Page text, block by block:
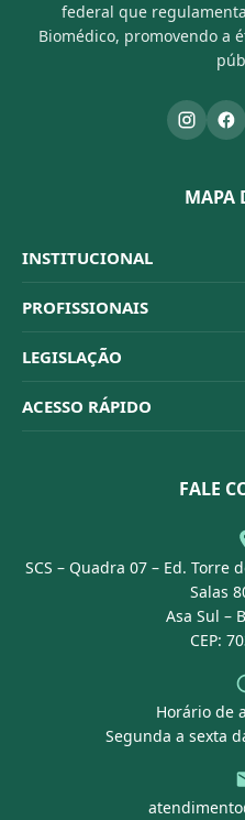
federal que
Biomédico, promovendo a
MAPA
INSTITUCIONAL
Sistema CFBM
Quem Somos
Organograma
Conselheiros
PROFISSIONAIS
Habilitações
Código de Ética
Dúvidas Frequentes
LEGISLAÇÃO
Resoluções
ACESSO RÁPIDO
Portal Transparência
FALE
SCS – Quadra 07 – Ed. Torre
Salas
Asa Sul –
CEP:
Horário de
Segunda a sexta